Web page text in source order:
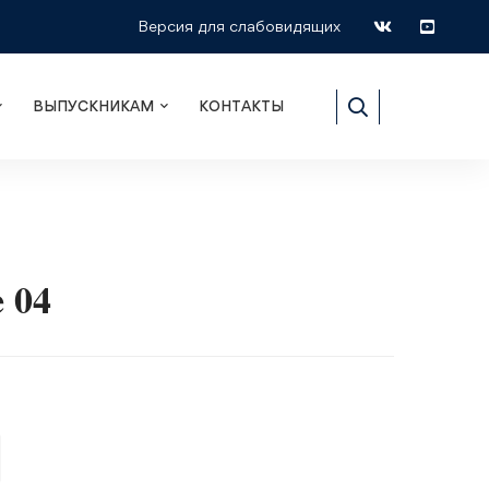
Версия для слабовидящих
ВЫПУСКНИКАМ КОНТАКТЫ
04